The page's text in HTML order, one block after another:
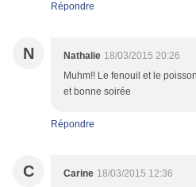
Répondre
N Nathalie 18/03/2015 20:26
Muhm!! Le fenouil et le
et bonne soirée
Répondre
C Carine 18/03/2015 12:36